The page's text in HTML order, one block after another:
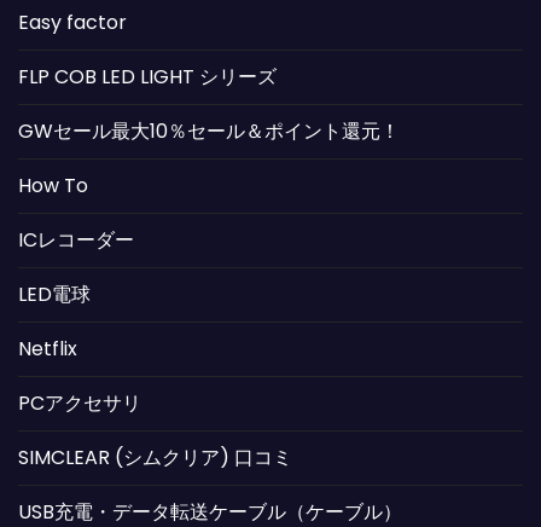
Easy factor
FLP COB LED LIGHT シリーズ
GWセール最大10％セール＆ポイント還元！
How To
ICレコーダー
LED電球
Netflix
PCアクセサリ
SIMCLEAR (シムクリア) 口コミ
USB充電・データ転送ケーブル（ケーブル）